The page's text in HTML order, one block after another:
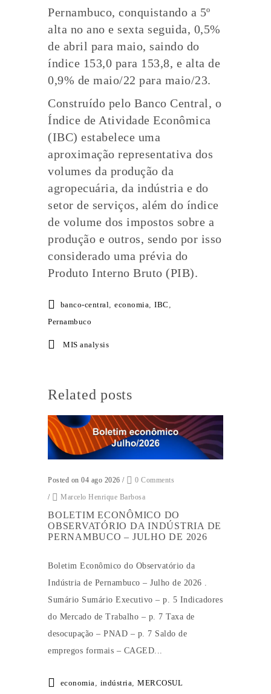
Pernambuco, conquistando a 5º
alta no ano e sexta seguida, 0,5%
de abril para maio, saindo do
índice 153,0 para 153,8, e alta de
0,9% de maio/22 para maio/23.
Construído pelo Banco Central, o
Índice de Atividade Econômica
(IBC) estabelece uma
aproximação representativa dos
volumes da produção da
agropecuária, da indústria e do
setor de serviços, além do índice
de volume dos impostos sobre a
produção e outros, sendo por isso
considerado uma prévia do
Produto Interno Bruto (PIB).
banco-central, economia, IBC ,
Pernambuco
MIS analysis
Related posts
Posted on 04 ago 2026 /
0 Comments
/
Marcelo Henrique Barbosa
BOLETIM ECONÔMICO DO
OBSERVATÓRIO DA INDÚSTRIA DE
PERNAMBUCO – JULHO DE 2026
Boletim Econômico do Observatório da
Indústria de Pernambuco – Julho de 2026 .
Sumário Sumário Executivo – p. 5 Indicadores
do Mercado de Trabalho – p. 7 Taxa de
desocupação – PNAD – p. 7 Saldo de
empregos formais – CAGED...
economia indústria
MERCOSUL